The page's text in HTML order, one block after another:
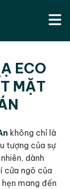
ECO
MẶT
không chỉ là
tượng của sự
dành
cửa ngõ của
hẹn mang đến